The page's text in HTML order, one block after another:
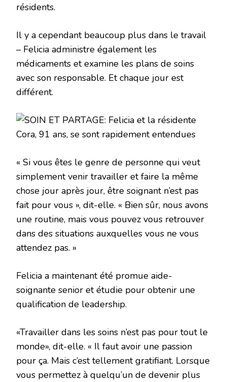
résidents.
Il y a cependant beaucoup plus dans le travail
– Felicia administre également les
médicaments et examine les plans de soins
avec son responsable. Et chaque jour est
différent.
« Si vous êtes le genre de personne qui veut
simplement venir travailler et faire la même
chose jour après jour, être soignant n’est pas
fait pour vous », dit-elle. « Bien sûr, nous avons
une routine, mais vous pouvez vous retrouver
dans des situations auxquelles vous ne vous
attendez pas. »
Felicia a maintenant été promue aide-
soignante senior et étudie pour obtenir une
qualification de leadership.
«Travailler dans les soins n’est pas pour tout le
monde», dit-elle. « Il faut avoir une passion
pour ça. Mais c’est tellement gratifiant. Lorsque
vous permettez à quelqu’un de devenir plus